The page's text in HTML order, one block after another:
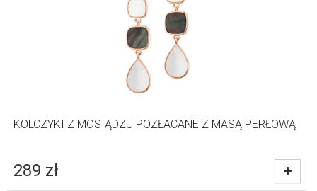
KOLCZYKI Z MOSIĄDZU POZŁACANE Z MASĄ PERŁOWĄ
289 zł